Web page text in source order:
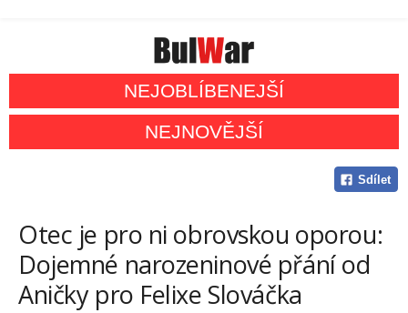
NEJOBLÍBENEJŠÍ
NEJNOVĚJŠÍ
Sdílet
Otec je pro ni obrovskou oporou:
Dojemné narozeninové přání od
Aničky pro Felixe Slováčka